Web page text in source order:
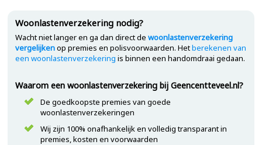
Woonlastenverzekering nodig?
Wacht niet langer en ga dan direct de woonlastenverzekering
vergelijkenop premies en polisvoorwaarden. Hetberekenen van
een woonlastenverzekering is binnen een handomdraai gedaan.
Waarom een woonlastenverzekering bij Geencentteveel.nl?
De goedkoopste premies van goede
woonlastenverzekeringen
Wij zijn 100% onafhankelijk en volledig transparant in
premies, kosten en voorwaarden